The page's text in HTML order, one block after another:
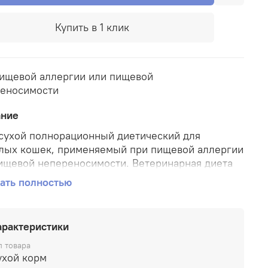
Купить в 1 клик
аллергии или пищевой
полнорационный диетический для
кошек, применяемый при пищевой аллергии
непереносимости. Ветеринарная диета
снижению риска развития
помогает поддерживать естественный
барьер кожи;
незаменимые Омега-3 жирные кислоты
полностью
товара
корм